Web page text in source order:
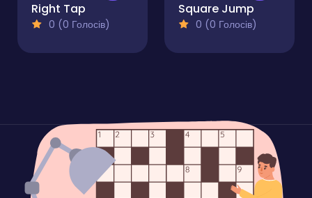
Right Tap
0 (0 Голосів)
Square Jump
0 (0 Голосів)